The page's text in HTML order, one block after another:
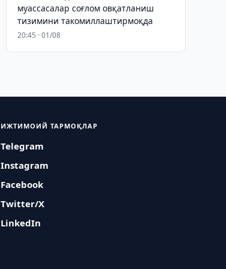
муассасалар соғлом овқатланиш
тизимини такомиллаштирмоқда
20:45 · 01/08
ИЖТИМОИЙ ТАРМОҚЛАР
Telegram
Instagram
Facebook
Twitter/X
LinkedIn